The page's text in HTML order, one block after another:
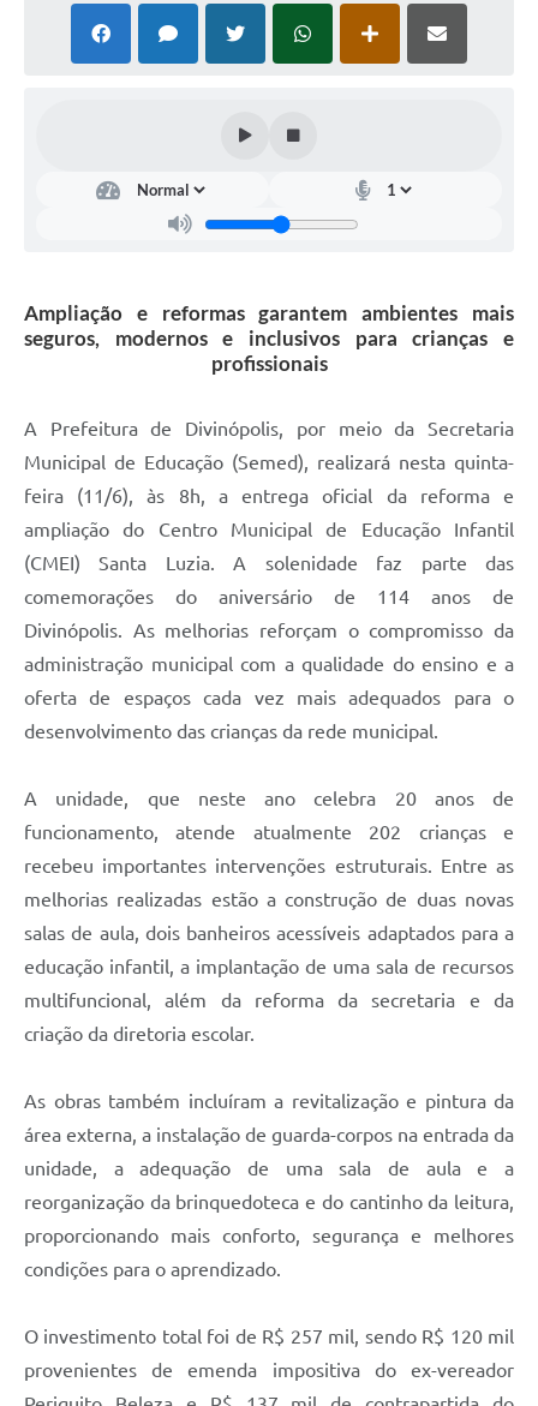
Ampliação e reformas garantem ambientes mais
seguros, modernos e inclusivos para crianças e
profissionais
A Prefeitura de Divinópolis, por meio da Secretaria
Municipal de Educação (Semed), realizará nesta quinta-
feira (11/6), às 8h, a entrega oficial da reforma e
ampliação do Centro Municipal de Educação Infantil
(CMEI) Santa Luzia. A solenidade faz parte das
comemorações do aniversário de 114 anos de
Divinópolis. As melhorias reforçam o compromisso da
administração municipal com a qualidade do ensino e a
oferta de espaços cada vez mais adequados para o
desenvolvimento das crianças da rede municipal.
A unidade, que neste ano celebra 20 anos de
funcionamento, atende atualmente 202 crianças e
recebeu importantes intervenções estruturais. Entre as
melhorias realizadas estão a construção de duas novas
salas de aula, dois banheiros acessíveis adaptados para a
educação infantil, a implantação de uma sala de recursos
multifuncional, além da reforma da secretaria e da
criação da diretoria escolar.
As obras também incluíram a revitalização e pintura da
área externa, a instalação de guarda-corpos na entrada da
unidade, a adequação de uma sala de aula e a
reorganização da brinquedoteca e do cantinho da leitura,
proporcionando mais conforto, segurança e melhores
condições para o aprendizado.
O investimento total foi de R$ 257 mil, sendo R$ 120 mil
provenientes de emenda impositiva do ex-vereador